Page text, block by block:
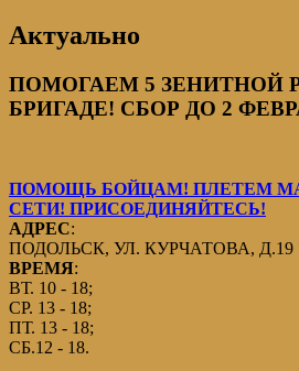
Актуально
ПОМОГАЕМ 5 ЗЕНИТНОЙ
БРИГАДЕ! СБОР ДО 2
ПОМОЩЬ БОЙЦАМ! ПЛЕТЕМ
СЕТИ! ПРИСОЕДИНЯЙТЕСЬ!
АДРЕС:
ПОДОЛЬСК, УЛ. КУРЧАТОВА,
ВРЕМЯ:
ВТ. 10 - 18;
СР. 13 - 18;
ПТ. 13 - 18;
СБ.12 - 18.